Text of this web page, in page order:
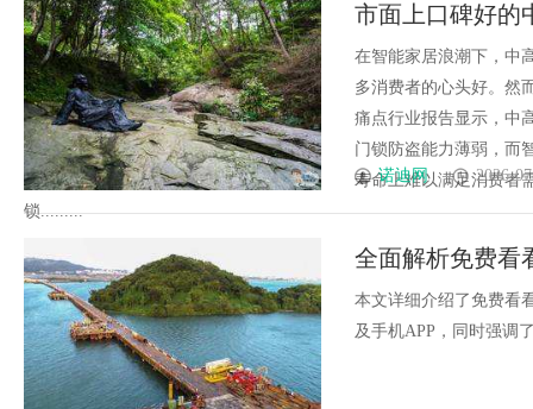
市面上口碑好的
最佳之选？
在智能家居浪潮下，中
多消费者的心头好。然
痛点行业报告显示，中
门锁防盗能力薄弱，而
寿命上难以满足消费者
锁.........
诺迪网 2026-
全面解析免费看
优质内容
本文详细介绍了免费看
及手机APP，同时强调